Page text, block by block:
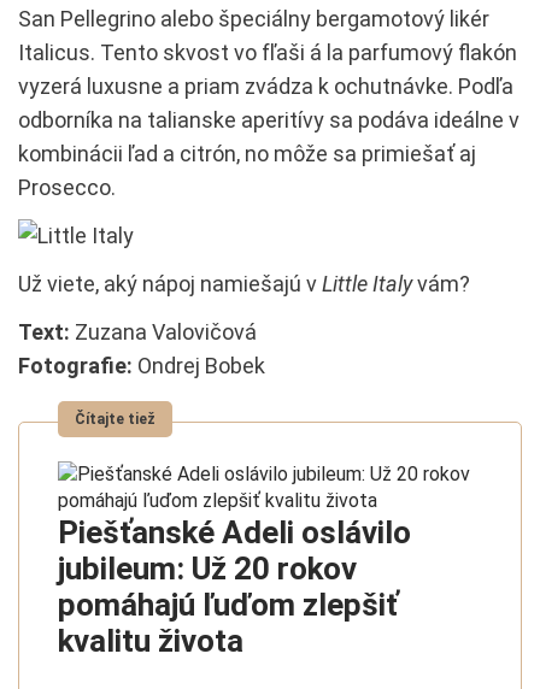
San Pellegrino alebo špeciálny bergamotový likér
Italicus. Tento skvost vo fľaši á la parfumový flakón
vyzerá luxusne a priam zvádza k ochutnávke. Podľa
odborníka na talianske aperitívy sa podáva ideálne v
kombinácii ľad a citrón, no môže sa primiešať aj
Prosecco.
Už viete, aký nápoj namiešajú vLittle Italyvám?
Text: Zuzana Valovičová
Fotografie: Ondrej Bobek
Piešťanské Adeli oslávilo
jubileum: Už 20 rokov
pomáhajú ľuďom zlepšiť
kvalitu života